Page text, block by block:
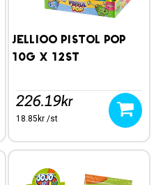
Jellioo Pistol Pop
10g x 12st
226.19kr
18.85kr /st